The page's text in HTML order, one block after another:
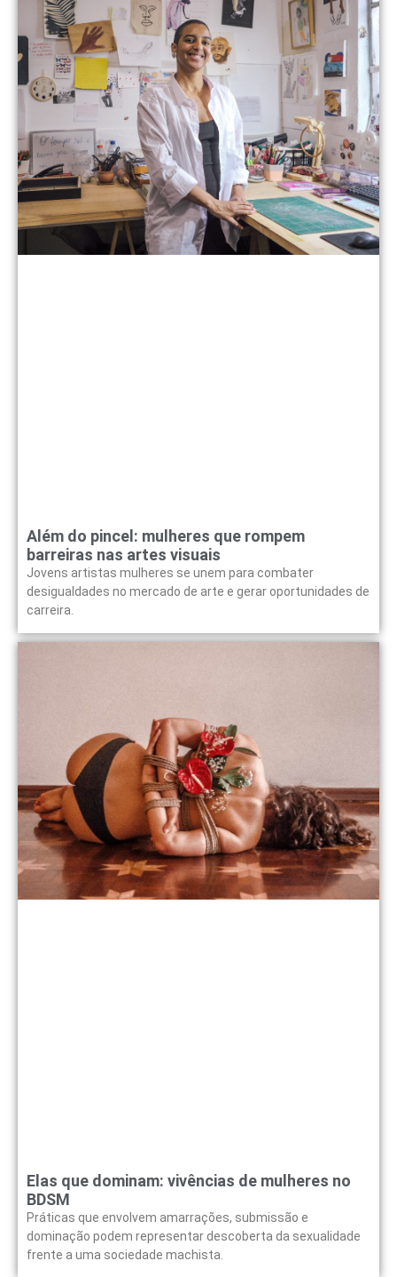
Além do pincel: mulheres que rompem
barreiras nas artes visuais
Jovens artistas mulheres se unem para combater
desigualdades no mercado de arte e gerar oportunidades de
carreira.
Elas que dominam: vivências de mulheres no
BDSM
Práticas que envolvem amarrações, submissão e
dominação podem representar descoberta da sexualidade
frente a uma sociedade machista.